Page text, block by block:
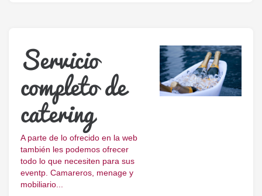
Servicio
completo de
catering
A parte de lo ofrecido en la web
también les podemos ofrecer
todo lo que necesiten para sus
eventp. Camareros, menage y
mobiliario...